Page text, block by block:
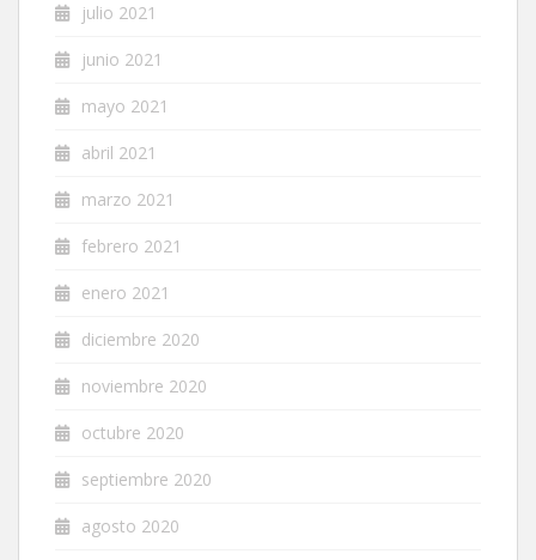
julio 2021
junio 2021
mayo 2021
abril 2021
marzo 2021
febrero 2021
enero 2021
diciembre 2020
noviembre 2020
octubre 2020
septiembre 2020
agosto 2020